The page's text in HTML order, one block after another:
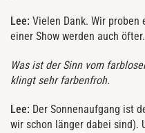
Lee: Vielen Dank. Wir proben
einer Show werden auch öfter.
Was ist der Sinn vom
klingt sehr farbenfroh.
Lee: Der Sonnenaufgang ist
wir schon länger dabei sind).